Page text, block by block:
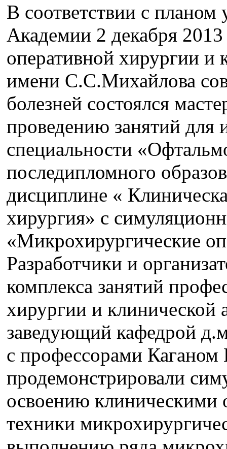
В соответствии с
Академии 2 декабря 2013
оперативной хирургии и
имени С.С.Михайлова
болезней состоялся
проведению занятий для
специальности
последипломного
дисциплине «
хирургия» с
«Микрохирургические
Разработчики и
комплекса занятий
хирургии и
заведующий кафедрой
с профессорами
продемонстрировали
освоению клиническими
техники